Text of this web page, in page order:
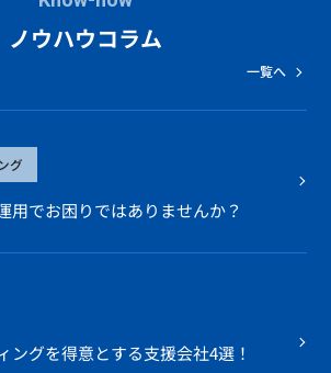
ノウハウコラム
一覧へ
グ
用でお困りではありませんか？
ングを得意とする支援会社4選！